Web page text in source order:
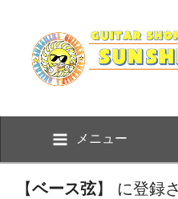
メニュー
【ベース弦】 に登録